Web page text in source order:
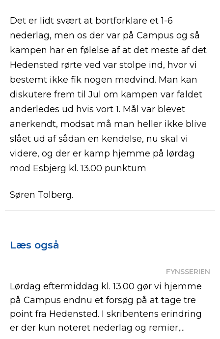
Det er lidt svært at bortforklare et 1-6
nederlag, men os der var på Campus og så
kampen har en følelse af at det meste af det
Hedensted rørte ved var stolpe ind, hvor vi
bestemt ikke fik nogen medvind. Man kan
diskutere frem til Jul om kampen var faldet
anderledes ud hvis vort 1. Mål var blevet
anerkendt, modsat må man heller ikke blive
slået ud af sådan en kendelse, nu skal vi
videre, og der er kamp hjemme på lørdag
mod Esbjerg kl. 13.00 punktum
Søren Tolberg.
Læs også
FYNSSERIEN
Lørdag eftermiddag kl. 13.00 gør vi hjemme
på Campus endnu et forsøg på at tage tre
point fra Hedensted. I skribentens erindring
er der kun noteret nederlag og remier,...